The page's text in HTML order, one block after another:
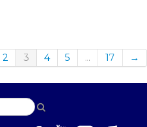
2 3 4 5 ... 17 →